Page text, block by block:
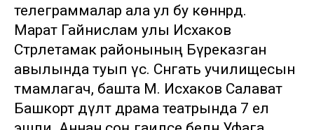
телеграммалар ала ул бу көннәрдә.
Марат Гайнислам улы Исхаков
Стәрлетамак районының Бүреказган
авылында туып үсә. Сәнгать училищесын
тәмамлагач, башта М. Исхаков Салават
Башкорт дәүләт драма театрында 7 ел